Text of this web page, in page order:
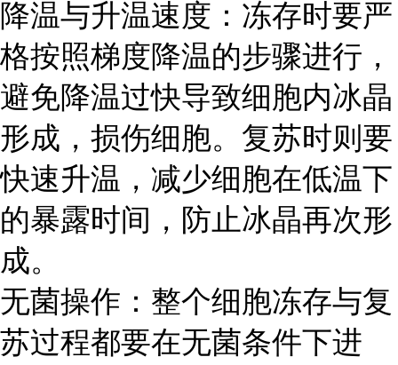
降温与升温速度：冻存时要严
格按照梯度降温的步骤进行，
避免降温过快导致细胞内冰晶
形成，损伤细胞。复苏时则要
快速升温，减少细胞在低温下
的暴露时间，防止冰晶再次形
成。
无菌操作：整个细胞冻存与复
苏过程都要在无菌条件下进